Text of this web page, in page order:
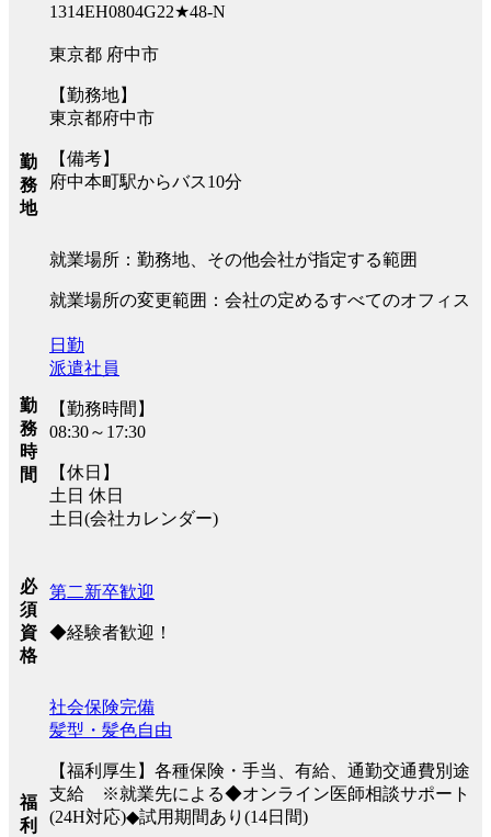
1314EH0804G22★48-N
勤
務
地
東京都 府中市
【勤務地】
東京都府中市
【備考】
府中本町駅からバス10分
就業場所：勤務地、その他会社が指定する範囲
就業場所の変更範囲：会社の定めるすべてのオフィス
勤
務
時
間
日勤
派遣社員
【勤務時間】
08:30～17:30
【休日】
土日 休日
土日(会社カレンダー)
必
須
資
格
第二新卒歓迎
◆経験者歓迎！
福
利
社会保険完備
髪型・髪色自由
【福利厚生】各種保険・手当、有給、通勤交通費別途
支給 ※就業先による◆オンライン医師相談サポート
(24H対応)◆試用期間あり(14日間)